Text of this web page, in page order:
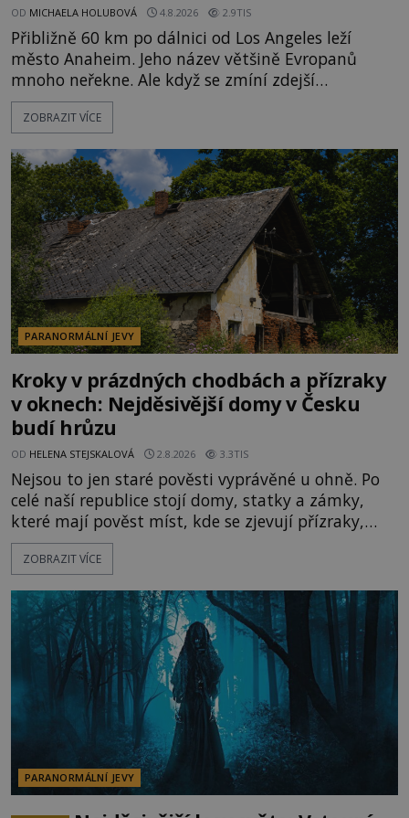
OD MICHAELA HOLUBOVÁ 4.8.2026 2.9TIS
Přibližně 60 km po dálnici od Los Angeles leží
město Anaheim. Jeho název většině Evropanů
mnoho neřekne. Ale když se zmíní zdejší
Disneyland, je hned jasno. Zábavní park vyroste na
poklidném místě bývalého sadu pomerančovníků.
kolem 17 000 000 zábavychtivých lidí ročně. A ač je
velká snaha to utajit, někteří z
ZOBRAZIT VÍCE
PARANORMÁLNÍ JEVY
Kroky v prázdných chodbách a přízraky
v oknech: Nejděsivější domy v Česku
budí hrůzu
OD HELENA STEJSKALOVÁ 2.8.2026 3.3TIS
Nejsou to jen staré pověsti vyprávěné u ohně. Po
celé naší republice stojí domy, statky a zámky,
které mají pověst míst, kde se zjevují přízraky,
ozývají nevysvětlitelné zvuky nebo se dějí podivné
jevy. Zatímco historici většinou hledají racionální
lokality vykazují nápadně podobná svědectví po
celé generace. A právě tato opakující se svědectví
ZOBRAZIT VÍCE
PARANORMÁLNÍ JEVY